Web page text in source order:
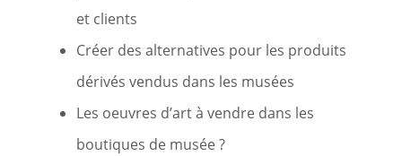
et clients
Créer des alternatives pour les produits
dérivés vendus dans les musées
Les oeuvres d’art à vendre dans les
boutiques de musée ?